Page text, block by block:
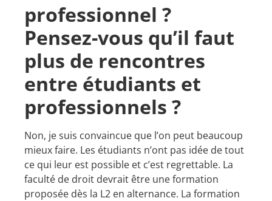
professionnel ?
Pensez-vous qu’il faut
plus de rencontres
entre étudiants et
professionnels ?
Non, je suis convaincue que l’on peut beaucoup
mieux faire. Les étudiants n’ont pas idée de tout
ce qui leur est possible et c’est regrettable. La
faculté de droit devrait être une formation
proposée dès la L2 en alternance. La formation